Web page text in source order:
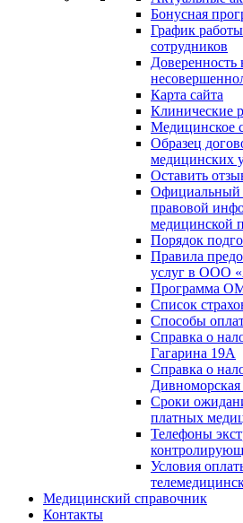
Бонусная
График
сотрудников
Доверенность
Карта сайта
Клинические
Медицинское
Образец
медицинских
Оставить
Официальный
правовой
медицинской
Порядок
Правила
услуг в ООО
Программа
Список
Способы
Справка о
Гагарина 19А
Справка о
Дивноморская
Сроки
платных
Телефоны
Условия
Медицинский справочник
Контакты